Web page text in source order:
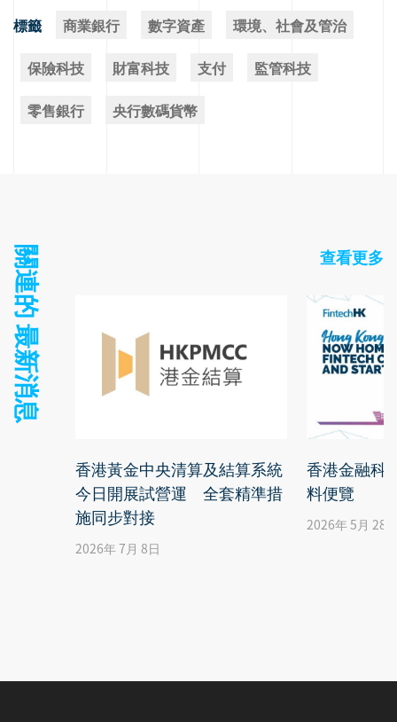
標籤 商業銀行 數字資產
環境、社會及管治
保險科技
財富科技 支付
監管科技
零售銀行
央行數碼貨幣
關連的 最新消息 查看更多
香港黃金中央清算及結算系統
今日開展試營運 全套精準措
施同步對接
2026年 7月 8日
香港金融科
料便覽
2026年 5月 28